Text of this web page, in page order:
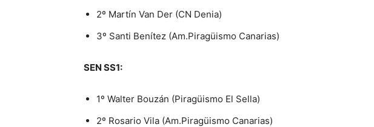
2º Martín Van Der (CN Denia)
3º Santi Benítez (Am.Piragüismo Canarias)
SEN SS1:
1º Walter Bouzán (Piragüismo El Sella)
2º Rosario Vila (Am.Piragüismo Canarias)